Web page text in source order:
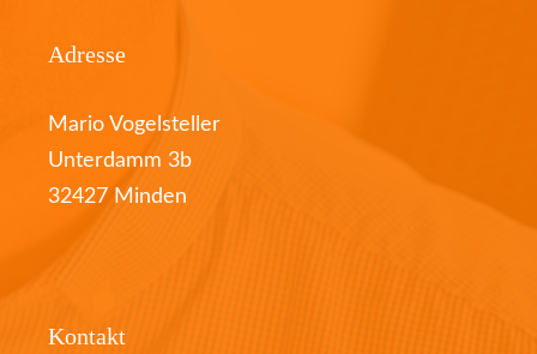
Adresse
Mario Vogelsteller
Unterdamm 3b
32427 Minden
Kontakt